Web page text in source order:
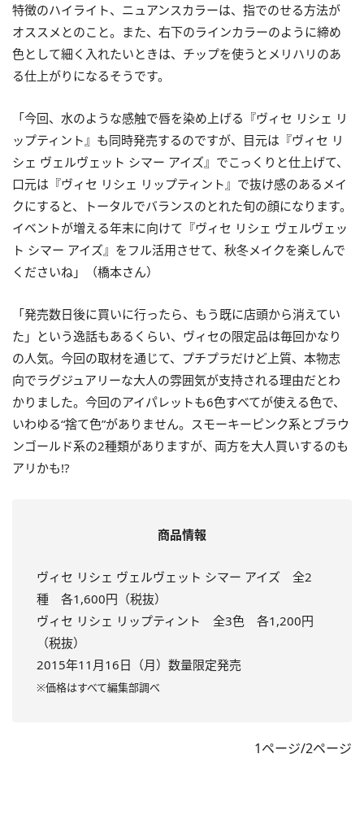
特徴のハイライト、ニュアンスカラーは、指でのせる方法が
オススメとのこと。また、右下のラインカラーのように締め
色として細く入れたいときは、チップを使うとメリハリのあ
る仕上がりになるそうです。
「今回、水のような感触で唇を染め上げる『ヴィセ リシェ リ
ップティント』も同時発売するのですが、目元は『ヴィセ リ
シェ ヴェルヴェット シマー アイズ』でこっくりと仕上げて、
口元は『ヴィセ リシェ リップティント』で抜け感のあるメイ
クにすると、トータルでバランスのとれた旬の顔になります。
イベントが増える年末に向けて『ヴィセ リシェ ヴェルヴェッ
ト シマー アイズ』をフル活用させて、秋冬メイクを楽しんで
くださいね」（橋本さん）
「発売数日後に買いに行ったら、もう既に店頭から消えてい
た」という逸話もあるくらい、ヴィセの限定品は毎回かなり
の人気。今回の取材を通じて、プチプラだけど上質、本物志
向でラグジュアリーな大人の雰囲気が支持される理由だとわ
かりました。今回のアイパレットも6色すべてが使える色で、
いわゆる“捨て色”がありません。スモーキーピンク系とブラウ
ンゴールド系の2種類がありますが、両方を大人買いするのも
アリかも!?
商品情報
ヴィセ リシェ ヴェルヴェット シマー アイズ 全2
種 各1,600円（税抜）
ヴィセ リシェ リップティント 全3色 各1,200円
（税抜）
2015年11月16日（月）数量限定発売
※価格はすべて編集部調べ
1ページ/2ページ